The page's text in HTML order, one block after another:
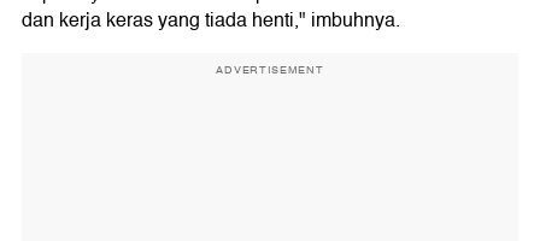
dan kerja keras yang tiada henti," imbuhnya.
ADVERTISEMENT